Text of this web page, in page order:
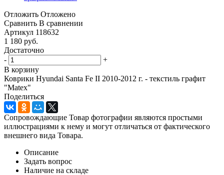
Отложить Отложено
Сравнить В сравнении
Артикул 118632
1 180 руб.
Достаточно
-
+
В корзину
Коврики Hyundai Santa Fe II 2010-2012 г. - текстиль графит
"Matex"
Поделиться
Сопровождающие Товар фотографии являются простыми
иллюстрациями к нему и могут отличаться от фактического
внешнего вида Товара.
Описание
Задать вопрос
Наличие на складе